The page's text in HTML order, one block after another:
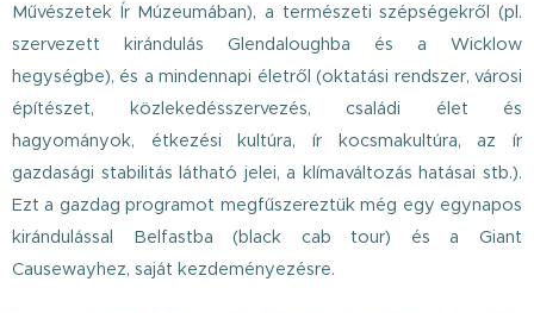
Művészetek Ír Múzeumában), a természeti szépségekről (pl.
szervezett kirándulás Glendaloughba és a Wicklow
hegységbe), és a mindennapi életről (oktatási rendszer, városi
építészet, közlekedésszervezés, családi élet és
hagyományok, étkezési kultúra, ír kocsmakultúra, az ír
gazdasági stabilitás látható jelei, a klímaváltozás hatásai stb.).
Ezt a gazdag programot megfűszereztük még egy egynapos
kirándulással Belfastba (black cab tour) és a Giant
Causewayhez, saját kezdeményezésre.